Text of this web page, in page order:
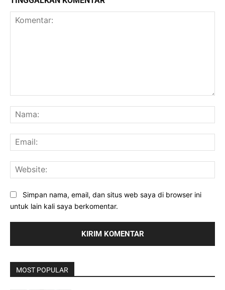
Simpan nama, email, dan situs web saya di browser ini
untuk lain kali saya berkomentar.
MOST POPULAR